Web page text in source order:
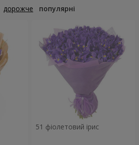
дорожче популярні
51 фіолетовий ірис